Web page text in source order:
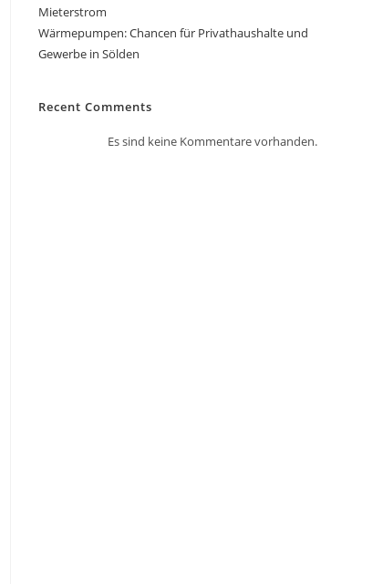
Mieterstrom
Wärmepumpen: Chancen für Privathaushalte und
Gewerbe in Sölden
Recent Comments
Es sind keine Kommentare vorhanden.